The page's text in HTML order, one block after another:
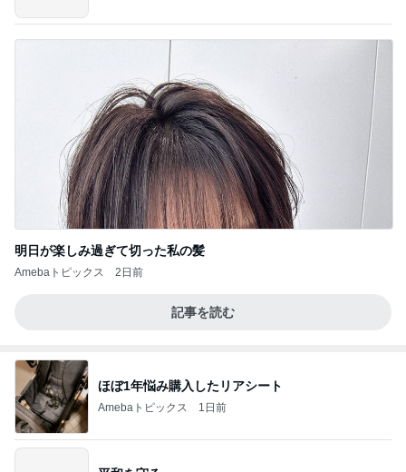
明日が楽しみ過ぎて切った私の髪
Amebaトピックス 2日前
記事を読む
ほぼ1年悩み購入したリアシート
Amebaトピックス 1日前